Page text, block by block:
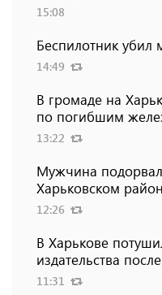
15:08
Беспилотник
14:49
В громаде на
по погибшим
13:22
Мужчина
Харьковском
12:26
В Харькове
издательства
11:31